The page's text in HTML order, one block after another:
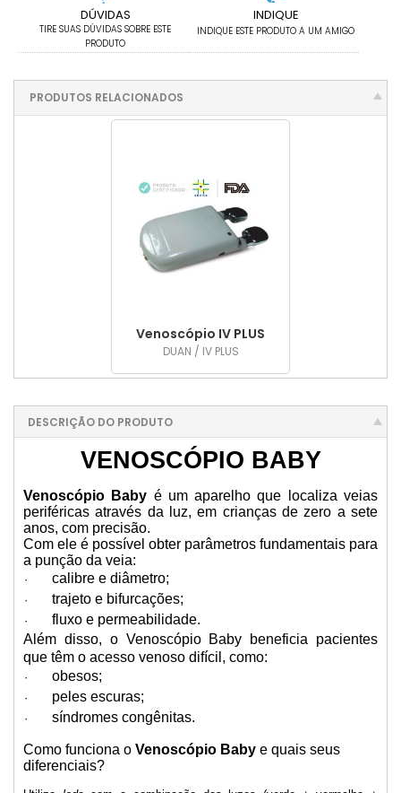
DÚVIDAS
TIRE SUAS DÚVIDAS SOBRE ESTE
PRODUTO
INDIQUE
INDIQUE ESTE PRODUTO A UM AMIGO
PRODUTOS RELACIONADOS
Venoscópio IV PLUS
DUAN / IV PLUS
DESCRIÇÃO DO PRODUTO
VENOSCÓPIO BABY
Venoscópio Baby é um aparelho que localiza veias
periféricas através da luz, em crianças de zero a sete
anos, com precisão.
Com ele é possível obter parâmetros fundamentais para
a punção da veia:
· calibre e diâmetro;
· trajeto e bifurcações;
·
fluxo e permeabilidade.
Além disso, o Venoscópio Baby beneficia pacientes
que têm o acesso venoso difícil, como:
· obesos;
· peles escuras;
· síndromes congênitas.
Como funciona o Venoscópio Baby e quais seus
diferenciais?